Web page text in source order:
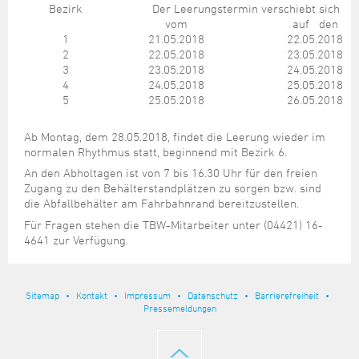
Verkehr und Mobilität
Wohnen, Bauen
Umzug und Neubürger
Online-Terminvergabe
Politik & Verwaltung
Pressemitteilungen
Städtische Dienststellen
Stadtrecht
Telefonverzeichnis
Wirtschaftsstruktur
Unternehmensnachfolge
Unterstützung für ExistenzgründerInnen
Zukunftsregion JadeBay
Stadtbibliothek
Volkshochschule
Weiterbildung
Kulturzentrum Pumpwerk
Maritime Meile
Schiffe, Häfen und Meer erleben
Städtepartnerschaften
Stadtpark
Tag des offenen Denkmals
Veranstaltungsorte
Bezirk
Der Leerungstermin verschiebt sich
vom
auf den
1
21.05.2018
22.05.2018
2
22.05.2018
23.05.2018
3
23.05.2018
24.05.2018
4
24.05.2018
25.05.2018
5
25.05.2018 26.05.2018
Ab Montag, dem 28.05.2018, findet die Leerung wieder im
normalen Rhythmus statt, beginnend mit Bezirk 6.
An den Abholtagen ist von 7 bis 16.30 Uhr für den freien
Zugang zu den Behälterstandplätzen zu sorgen bzw. sind
die Abfallbehälter am Fahrbahnrand bereitzustellen.
Für Fragen stehen die TBW-Mitarbeiter unter (04421) 16-
4641 zur Verfügung.
Sitemap Kontakt Impressum Datenschutz
Barrierefreiheit
Pressemeldungen